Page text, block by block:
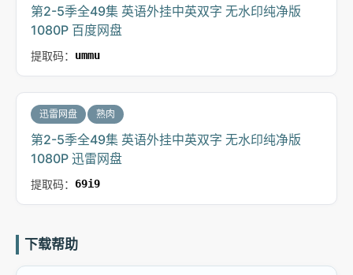
第2-5季全49集 英语外挂中英双字 无水印纯净版
1080P 百度网盘
提取码： ummu
迅雷网盘 熟肉
第2-5季全49集 英语外挂中英双字 无水印纯净版
1080P 迅雷网盘
提取码： 69i9
下载帮助